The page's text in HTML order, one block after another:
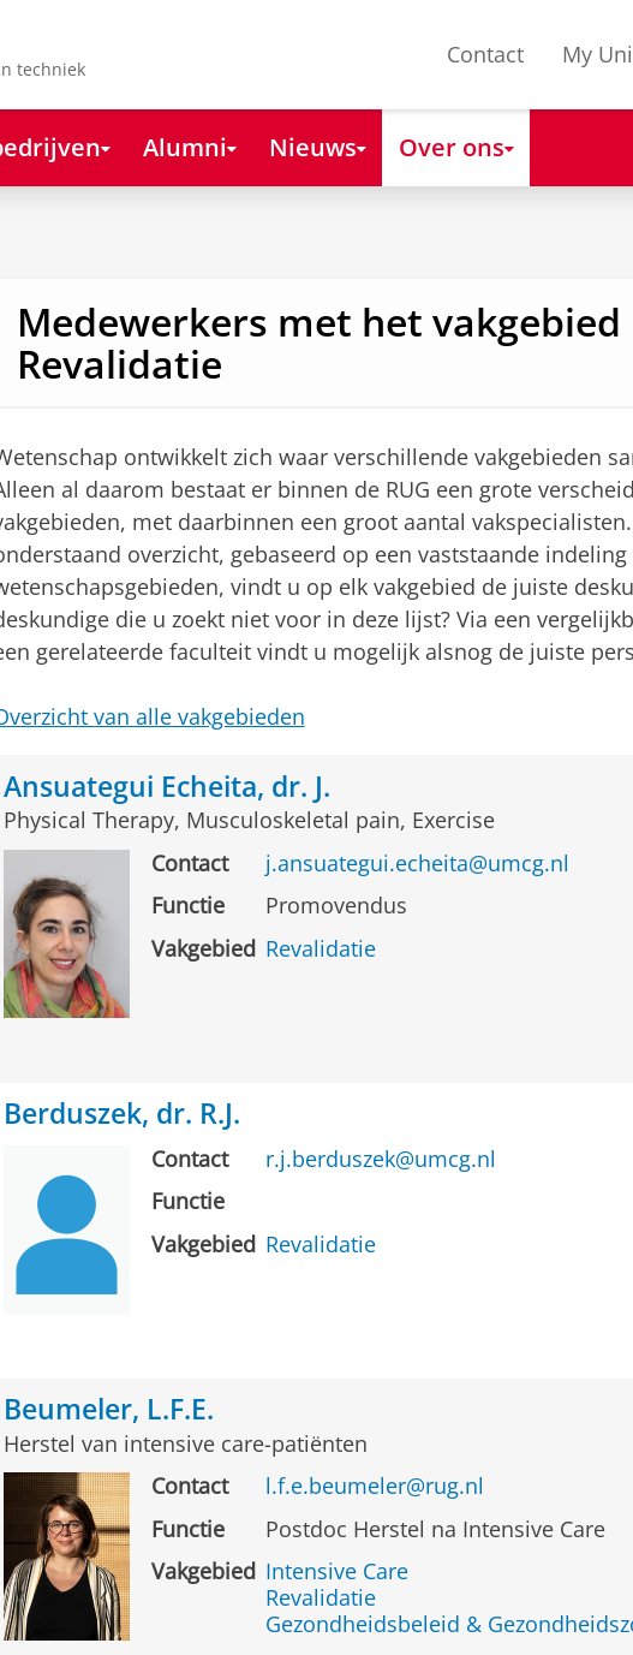
techniek
Contact My
Alumni Nieuws Over ons
Medewerkers met het vakgebied
Revalidatie
ontwikkelt zich waar verschillende vakgebieden
al daarom bestaat er binnen de RUG een grote
met daarbinnen een groot aantal
overzicht, gebaseerd op een vaststaande indeling
vindt u op elk vakgebied de juiste
die u zoekt niet voor in deze lijst? Via een
gerelateerde faculteit vindt u mogelijk alsnog de juiste
van alle vakgebieden
Ansuategui Echeita, dr. J.
Physical Therapy, Musculoskeletal pain, Exercise
Contact
j.ansuategui.echeita@umcg.nl
Functie
Promovendus
Vakgebied Revalidatie
Berduszek, dr. R.J.
Contact
r.j.berduszek@umcg.nl
Functie
Vakgebied Revalidatie
Beumeler, L.F.E.
Herstel van intensive care-patiënten
Contact
l.f.e.beumeler@rug.nl
Functie
Postdoc Herstel na Intensive Care
Vakgebied Intensive Care
Revalidatie
Gezondheidsbeleid &